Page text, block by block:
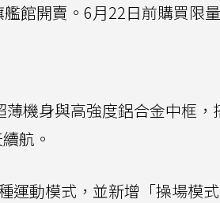
館開賣。6月22日前購買限
機身與高強度鋁合金中框，
航。
運動模式，並新增「操場模